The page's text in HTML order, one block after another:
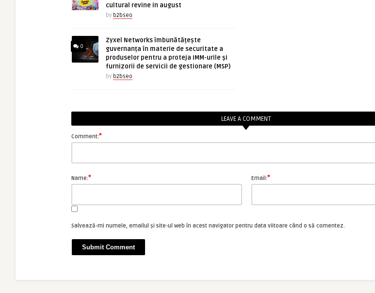
cultural revine in august
by b2bseo
0
Zyxel Networks îmbunătățește
guvernanța în materie de securitate a
produselor pentru a proteja IMM-urile și
furnizorii de servicii de gestionare (MSP)
by b2bseo
LEAVE A COMMENT
Comment:*
Name:* Email:*
Salvează-mi numele, emailul și site-ul web în acest navigator pentru data viitoare când o să comentez.